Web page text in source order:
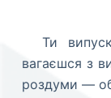
т
у
Ти
вагаєшся з
роздуми —